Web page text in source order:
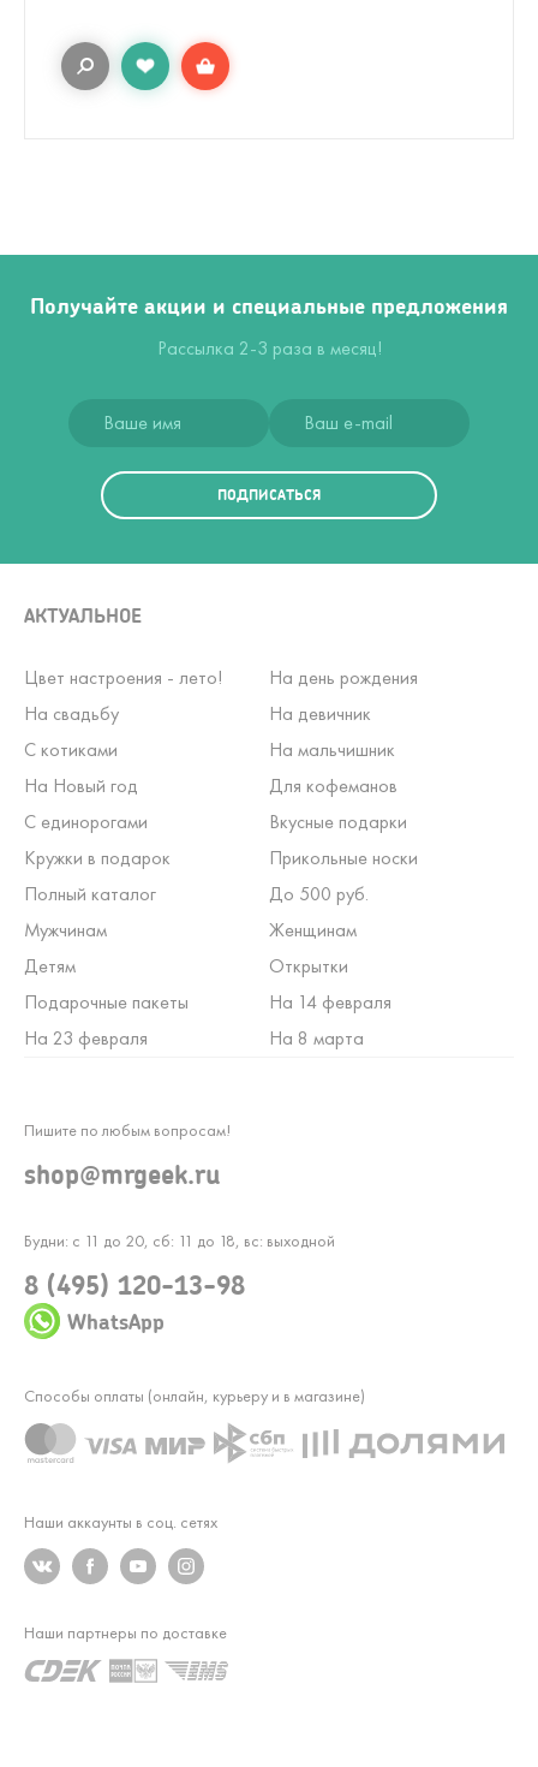
Получайте акции и специальные предложения
Рассылка 2-3 раза в месяц!
ПОДПИСАТЬСЯ
АКТУАЛЬНОЕ
Цвет настроения - лето!
На день рождения
На свадьбу
На девичник
С котиками
На мальчишник
На Новый год
Для кофеманов
С единорогами
Вкусные подарки
Кружки в подарок
Прикольные носки
Полный каталог
До 500 руб.
Мужчинам
Женщинам
Детям
Открытки
Подарочные пакеты
На 14 февраля
На 23 февраля
На 8 марта
Будни: с 11 до 20, сб: 11 до 18, вс: выходной
8 (495) 120-13-98
WhatsApp
Пишите по любым вопросам!
shop@mrgeek.ru
Наши аккаунты в соц. сетях
Способы оплаты (онлайн, курьеру и в магазине)
Наши партнеры по доставке